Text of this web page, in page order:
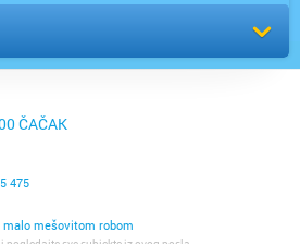
ČAČAK
475
malo mešovitom robom